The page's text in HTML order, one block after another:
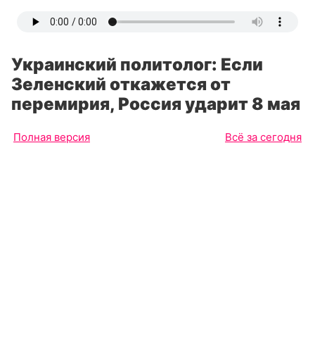
Украинский политолог: Если
Зеленский откажется от
перемирия, Россия ударит 8 мая
Полная версия Всё за сегодня